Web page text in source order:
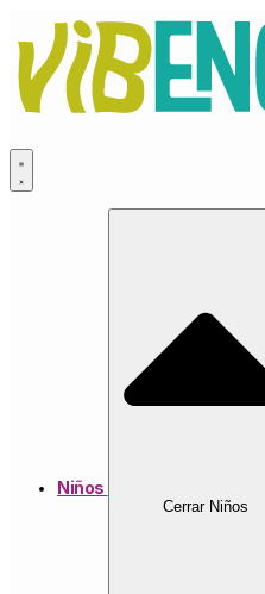
contenido
Niños
Cerrar Niños